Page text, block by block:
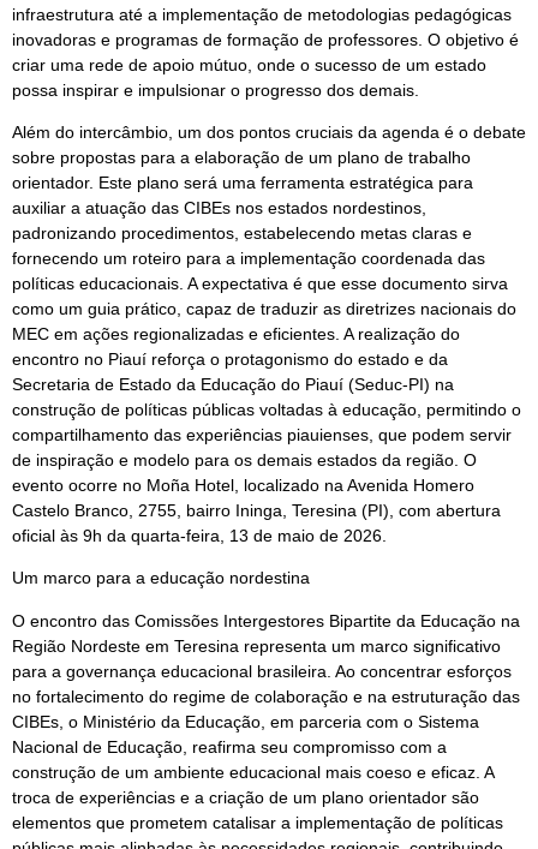
infraestrutura até a implementação de metodologias pedagógicas
inovadoras e programas de formação de professores. O objetivo é
criar uma rede de apoio mútuo, onde o sucesso de um estado
possa inspirar e impulsionar o progresso dos demais.
Além do intercâmbio, um dos pontos cruciais da agenda é o debate
sobre propostas para a elaboração de um plano de trabalho
orientador. Este plano será uma ferramenta estratégica para
auxiliar a atuação das CIBEs nos estados nordestinos,
padronizando procedimentos, estabelecendo metas claras e
fornecendo um roteiro para a implementação coordenada das
políticas educacionais. A expectativa é que esse documento sirva
como um guia prático, capaz de traduzir as diretrizes nacionais do
MEC em ações regionalizadas e eficientes. A realização do
encontro no Piauí reforça o protagonismo do estado e da
Secretaria de Estado da Educação do Piauí (Seduc-PI) na
construção de políticas públicas voltadas à educação, permitindo o
compartilhamento das experiências piauienses, que podem servir
de inspiração e modelo para os demais estados da região. O
evento ocorre no Moña Hotel, localizado na Avenida Homero
Castelo Branco, 2755, bairro Ininga, Teresina (PI), com abertura
oficial às 9h da quarta-feira, 13 de maio de 2026.
Um marco para a educação nordestina
O encontro das Comissões Intergestores Bipartite da Educação na
Região Nordeste em Teresina representa um marco significativo
para a governança educacional brasileira. Ao concentrar esforços
no fortalecimento do regime de colaboração e na estruturação das
CIBEs, o Ministério da Educação, em parceria com o Sistema
Nacional de Educação, reafirma seu compromisso com a
construção de um ambiente educacional mais coeso e eficaz. A
troca de experiências e a criação de um plano orientador são
elementos que prometem catalisar a implementação de políticas